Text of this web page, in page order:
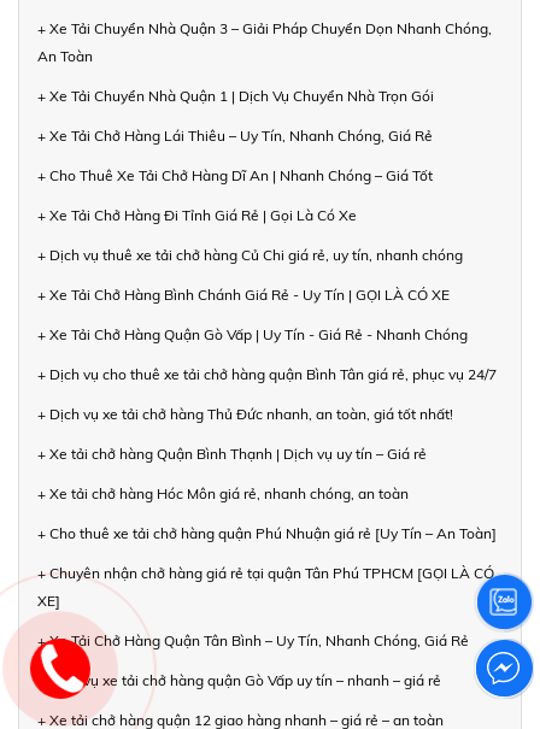
+ Xe Tải Chuyển Nhà Quận 3 – Giải Pháp Chuyển Dọn Nhanh Chóng,
An Toàn
+ Xe Tải Chuyển Nhà Quận 1 | Dịch Vụ Chuyển Nhà Trọn Gói
+ Xe Tải Chở Hàng Lái Thiêu – Uy Tín, Nhanh Chóng, Giá Rẻ
+ Cho Thuê Xe Tải Chở Hàng Dĩ An | Nhanh Chóng – Giá Tốt
+ Xe Tải Chở Hàng Đi Tỉnh Giá Rẻ | Gọi Là Có Xe
+ Dịch vụ thuê xe tải chở hàng Củ Chi giá rẻ, uy tín, nhanh chóng
+ Xe Tải Chở Hàng Bình Chánh Giá Rẻ - Uy Tín | GỌI LÀ CÓ XE
+ Xe Tải Chở Hàng Quận Gò Vấp | Uy Tín - Giá Rẻ - Nhanh Chóng
+ Dịch vụ cho thuê xe tải chở hàng quận Bình Tân giá rẻ, phục vụ 24/7
+ Dịch vụ xe tải chở hàng Thủ Đức nhanh, an toàn, giá tốt nhất!
+ Xe tải chở hàng Quận Bình Thạnh | Dịch vụ uy tín – Giá rẻ
+ Xe tải chở hàng Hóc Môn giá rẻ, nhanh chóng, an toàn
+ Cho thuê xe tải chở hàng quận Phú Nhuận giá rẻ [Uy Tín – An Toàn]
+ Chuyên nhận chở hàng giá rẻ tại quận Tân Phú TPHCM [GỌI LÀ CÓ
XE]
+ Xe Tải Chở Hàng Quận Tân Bình – Uy Tín, Nhanh Chóng, Giá Rẻ
+ Dịch vụ xe tải chở hàng quận Gò Vấp uy tín – nhanh – giá rẻ
+ Xe tải chở hàng quận 12 giao hàng nhanh – giá rẻ – an toàn